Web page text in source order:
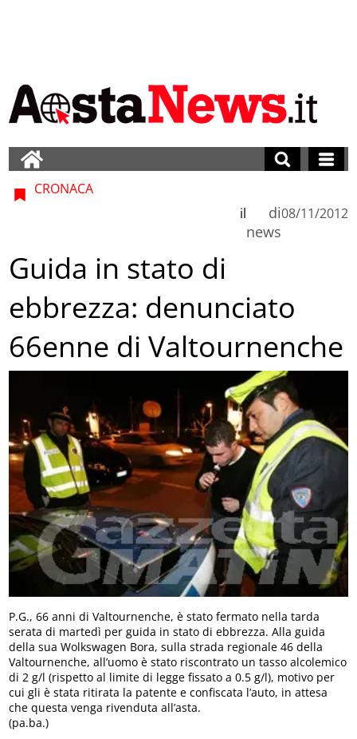
CRONACA
di
news
il 08/11/2012
Guida in stato di
ebbrezza: denunciato
66enne di Valtournenche
P.G., 66 anni di Valtournenche, è stato fermato nella tarda
serata di martedì per guida in stato di ebbrezza. Alla guida
della sua Wolkswagen Bora, sulla strada regionale 46 della
Valtournenche, all’uomo è stato riscontrato un tasso alcolemico
di 2 g/l (rispetto al limite di legge fissato a 0.5 g/l), motivo per
cui gli è stata ritirata la patente e confiscata l’auto, in attesa
che questa venga rivenduta all’asta.
(pa.ba.)